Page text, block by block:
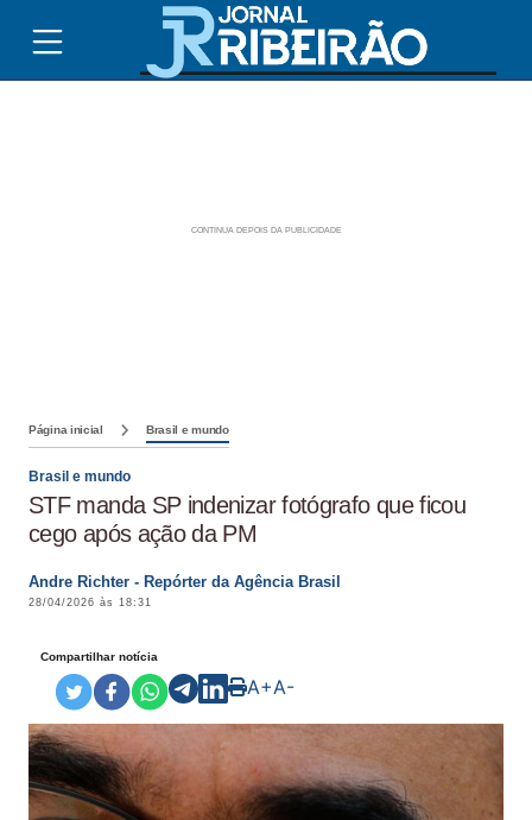
Página inicial Brasil e mundo
Brasil e mundo
STF manda SP indenizar fotógrafo que ficou
cego após ação da PM
Andre Richter - Repórter da Agência Brasil
28/04/2026 às 18:31
Compartilhar notícia
A+A-